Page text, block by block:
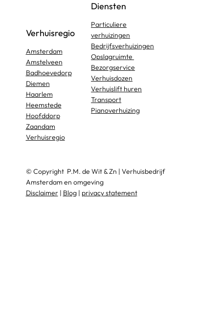
Verhuisregio
Amsterdam
Amstelveen
Badhoevedorp
Diemen
Haarlem
Heemstede
Hoofddorp
Zaandam
Verhuisregio
Diensten
Particuliere
verhuizingen
Bedrijfsverhuizingen
Opslagruimte
Bezorgservice
Verhuisdozen
Verhuislift huren
Transport
Pianoverhuizing
© Copyright P.M. de Wit & Zn | Verhuisbedrijf
Amsterdam en omgeving
Disclaimer| Blog| privacy statement